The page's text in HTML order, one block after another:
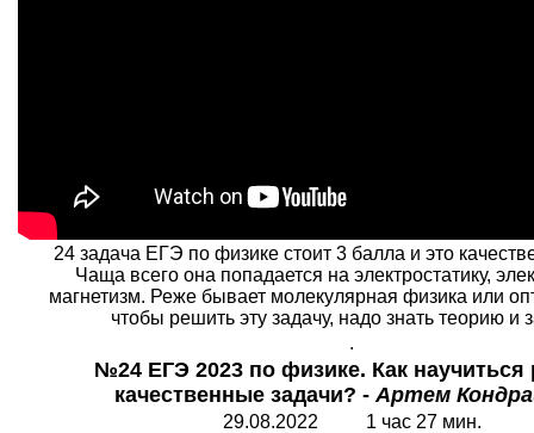
24 задача ЕГЭ по физике стоит 3 балла и это
Чаща всего она попадается на электростатику,
магнетизм. Реже бывает молекулярная физика или
чтобы решить эту задачу, надо знать теорию и
.
№24 ЕГЭ 2023 по физике. Как научиться
качественные задачи? -Артем
29.08.2022 1 час 27 мин.